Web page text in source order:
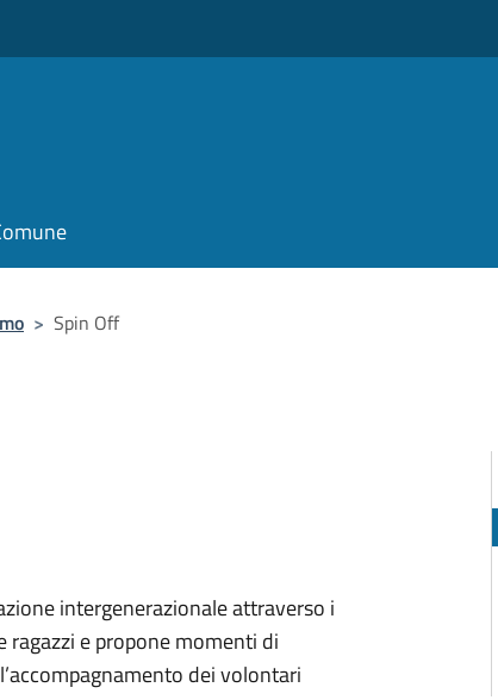
> Spin Off
intergenerazionale attraverso i
ragazzi e propone momenti di
dei volontari